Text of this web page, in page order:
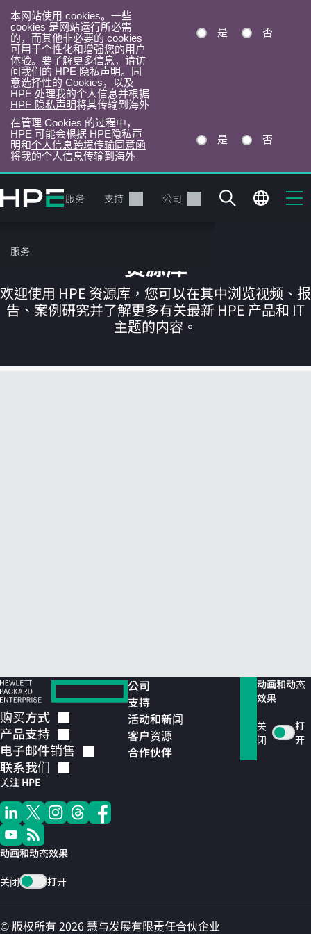
本网站使用 cookies。一些
cookies 是网站运行所必需
的，而其他非必要的 cookies
可用于个性化和增强您的用户
体验。要了解更多信息，请访
问我们的 HPE 隐私声明。同
意选择性的 Cookies，以及
HPE 处理我的个人信息并根据
HPE 隐私声明将其传输到海外
是 否
在管理 Cookies 的过程中，
HPE 可能会根据 HPE隐私声
明和个人信息跨境传输同意函
将我的个人信息传输到海外
是 否
转
到
目
录
产品 服务 支持 公司
服务
您的购物车目前是空的
资源库
欢迎使用 HPE 资源库，您可以在其中浏览视频、报
告、案例研究并了解更多有关最新 HPE 产品和 IT
主题的内容。
购买方式
产品支持
电子邮件销售
联系我们
关注 HPE
动画和动态效果
关闭 打开
公司
支持
活动和新闻
客户资源
合作伙伴
动画和动态
效果
关
闭
打
开
© 版权所有 2026 慧与发展有限责任合伙企业